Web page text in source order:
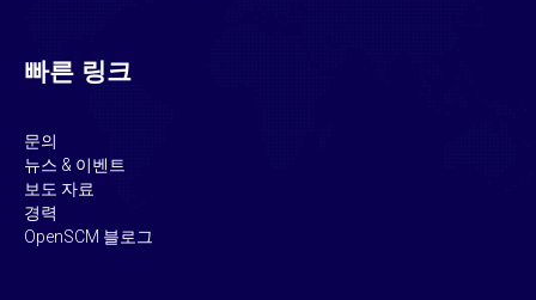
빠른 링크
문의
뉴스 & 이벤트
보도 자료
경력
OpenSCM 블로그